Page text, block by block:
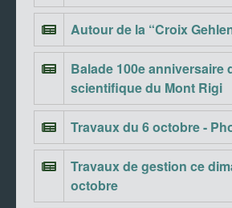
Autour de la “Croix
Balade 100e anniversaire
scientifique du Mont Rigi
Travaux du 6 octobre -
Travaux de gestion ce
octobre